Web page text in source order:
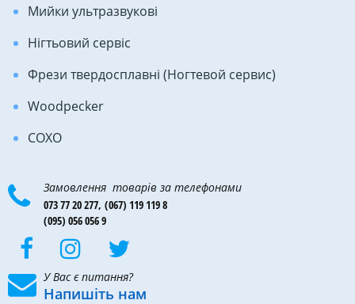
Мийки ультразвукові
Нігтьовий сервіс
Фрези твердосплавні (Ногтевой сервис)
Woodpecker
COXO
Замовлення товарів за телефонами
073 77 20 277, (067) 119 119 8
(095) 056 056 9
У Вас є питання?
Напишіть нам